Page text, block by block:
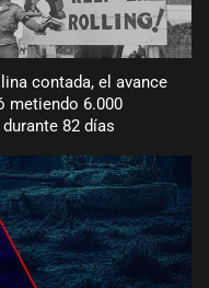
contada, el avance
metiendo 6.000
82 días